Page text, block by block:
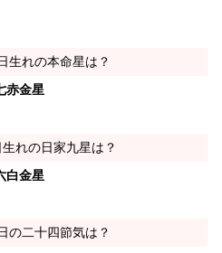
生れの本命星は？
赤金星
れの日家九星は？
白金星
の二十四節気は？